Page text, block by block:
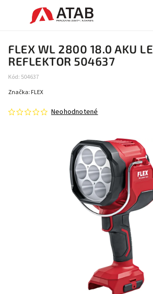
FLEX WL 2800 18.0 AKU
REFLEKTOR 504637
Kód: 504637
Neohodnotené
Značka: FLEX